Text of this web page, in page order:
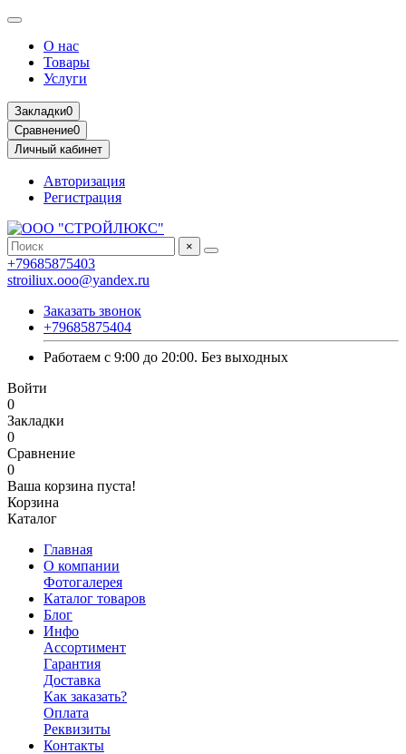
О нас
Товары
Услуги
Закладки0
Сравнение0
Личный кабинет
Авторизация
Регистрация
×
+79685875403
stroiliux.ooo@yandex.ru
Заказать звонок
+79685875404
Работаем с 9:00 до 20:00. Без выходных
Войти
0
Закладки
0
Сравнение
0
Ваша корзина пуста!
Корзина
Каталог
Главная
О компании
Фотогалерея
Каталог товаров
Блог
Инфо
Ассортимент
Гарантия
Доставка
Как заказать?
Оплата
Реквизиты
Контакты